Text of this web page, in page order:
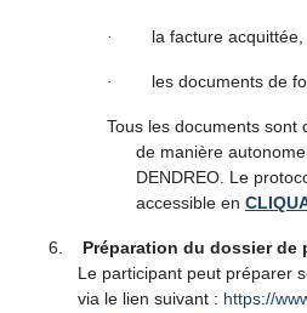
· la facture acquittée,
· les documents de
Tous les documents sont
de manière
DENDREO. Le
accessible en
6.
Préparation du dossier de
Le participant peut préparer
via le lien suivant : https://